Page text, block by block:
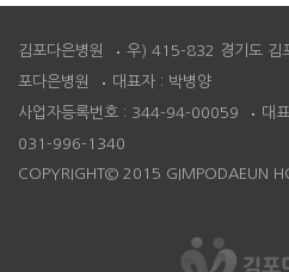
김포다은병원
우) 415-832 경기도 김
포다은병원
대표자 : 박병양
사업자등록번호 : 344-94-00059
대
031-996-1340
COPYRIGHT© 2015 GIMPODAEUN